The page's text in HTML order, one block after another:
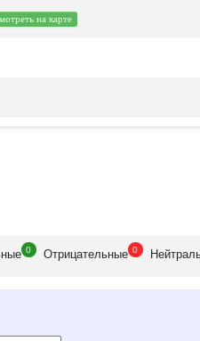
на карте
0 Отрицательные 0